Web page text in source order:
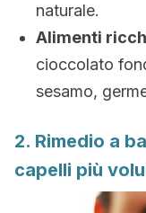
naturale.
Alimenti
cioccolato
sesamo,
2. Rimedio a
capelli più